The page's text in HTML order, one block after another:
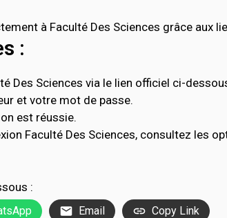
à Faculté Des Sciences grâce aux
:
Des Sciences via le lien officiel ci-
et votre mot de passe.
est réussie.
Faculté Des Sciences, consultez les
:
Email Copy Link